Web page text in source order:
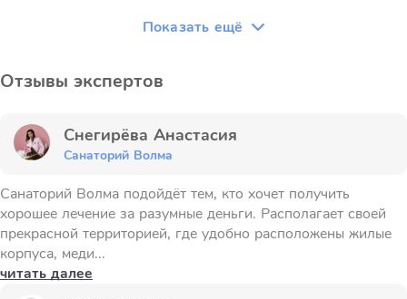
Показать ещё
Отзывы экспертов
Снегирёва Анастасия
Санаторий Волма
Санаторий Волма подойдёт тем, кто хочет получить
хорошее лечение за разумные деньги. Располагает своей
прекрасной территорией, где удобно расположены жилые
корпуса, меди...
читать далее